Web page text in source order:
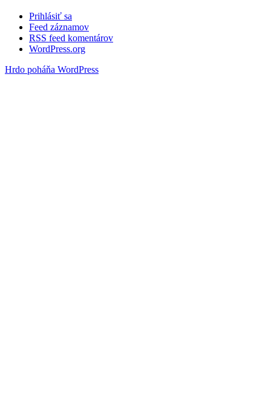
Prihlásiť sa
Feed záznamov
RSS feed komentárov
WordPress.org
Hrdo poháňa WordPress